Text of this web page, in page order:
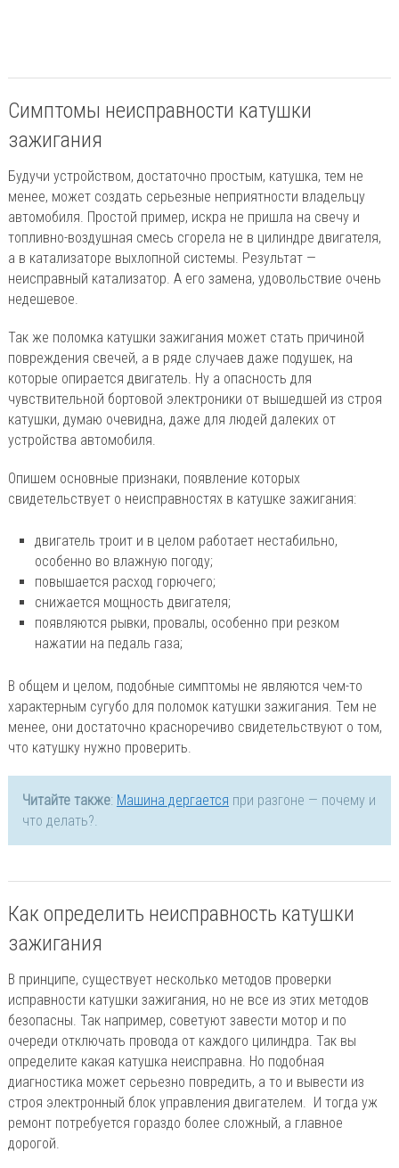
Симптомы неисправности катушки
зажигания
Будучи устройством, достаточно простым, катушка, тем не
менее, может создать серьезные неприятности владельцу
автомобиля. Простой пример, искра не пришла на свечу и
топливно-воздушная смесь сгорела не в цилиндре двигателя,
а в катализаторе выхлопной системы. Результат —
неисправный катализатор. А его замена, удовольствие очень
недешевое.
Так же поломка катушки зажигания может стать причиной
повреждения свечей, а в ряде случаев даже подушек, на
которые опирается двигатель. Ну а опасность для
чувствительной бортовой электроники от вышедшей из строя
катушки, думаю очевидна, даже для людей далеких от
устройства автомобиля.
Опишем основные признаки, появление которых
свидетельствует о неисправностях в катушке зажигания:
двигатель троит и в целом работает нестабильно,
особенно во влажную погоду;
повышается расход горючего;
снижается мощность двигателя;
появляются рывки, провалы, особенно при резком
нажатии на педаль газа;
В общем и целом, подобные симптомы не являются чем-то
характерным сугубо для поломок катушки зажигания. Тем не
менее, они достаточно красноречиво свидетельствуют о том,
что катушку нужно проверить.
Читайте также: Машина дергается при разгоне — почему и
что делать?.
Как определить неисправность катушки
зажигания
В принципе, существует несколько методов проверки
исправности катушки зажигания, но не все из этих методов
безопасны. Так например, советуют завести мотор и по
очереди отключать провода от каждого цилиндра. Так вы
определите какая катушка неисправна. Но подобная
диагностика может серьезно повредить, а то и вывести из
строя электронный блок управления двигателем. И тогда уж
ремонт потребуется гораздо более сложный, а главное
дорогой.